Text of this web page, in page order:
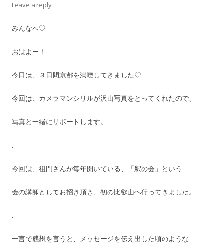
Leave a reply
みんなへ♡
おはよー！
今日は、３日間京都を満喫してきました♡
今回は、カメラマンシリルが沢山写真をとってくれたので、
写真と一緒にリポートします。
.
今回は、祖門さんが毎年開いている、「釈の会」という
会の講師としてお招き頂き、初の比叡山へ行ってきました。
.
一言で感想を言うと、メッセージを伝え出した頃のような